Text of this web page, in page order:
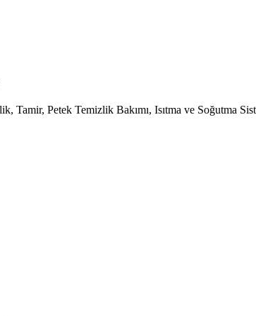
Tamir, Petek Temizlik Bakımı, Isıtma ve Soğutma